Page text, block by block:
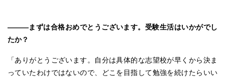
———まずは合格おめでとうございます。受験生活はいかがでし
たか？
「ありがとうございます。自分は具体的な志望校が早くから決ま
っていたわけではないので、どこを目指して勉強を続けたらいい